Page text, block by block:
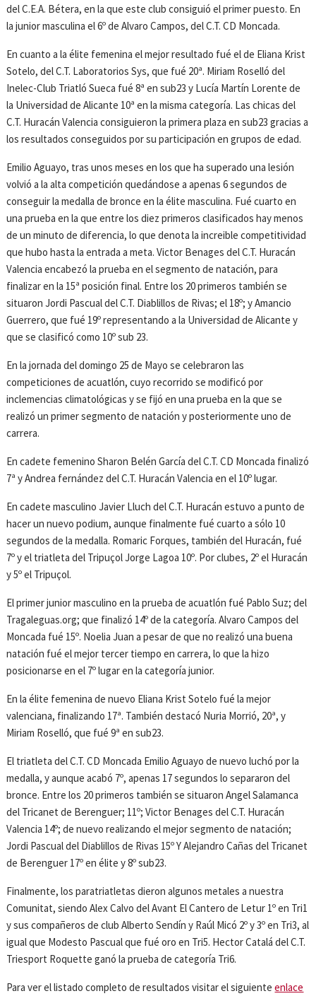
del C.E.A. Bétera, en la que este club consiguió el primer puesto. En
la junior masculina el 6º de Alvaro Campos, del C.T. CD Moncada.
En cuanto a la élite femenina el mejor resultado fué el de Eliana Krist
Sotelo, del C.T. Laboratorios Sys, que fué 20ª. Miriam Roselló del
Inelec-Club Triatló Sueca fué 8ª en sub23 y Lucía Martín Lorente de
la Universidad de Alicante 10ª en la misma categoría. Las chicas del
C.T. Huracán Valencia consiguieron la primera plaza en sub23 gracias a
los resultados conseguidos por su participación en grupos de edad.
Emilio Aguayo, tras unos meses en los que ha superado una lesión
volvió a la alta competición quedándose a apenas 6 segundos de
conseguir la medalla de bronce en la élite masculina. Fué cuarto en
una prueba en la que entre los diez primeros clasificados hay menos
de un minuto de diferencia, lo que denota la increible competitividad
que hubo hasta la entrada a meta. Victor Benages del C.T. Huracán
Valencia encabezó la prueba en el segmento de natación, para
finalizar en la 15ª posición final. Entre los 20 primeros también se
situaron Jordi Pascual del C.T. Diablillos de Rivas; el 18º; y Amancio
Guerrero, que fué 19º representando a la Universidad de Alicante y
que se clasificó como 10º sub 23.
En la jornada del domingo 25 de Mayo se celebraron las
competiciones de acuatlón, cuyo recorrido se modificó por
inclemencias climatológicas y se fijó en una prueba en la que se
realizó un primer segmento de natación y posteriormente uno de
carrera.
En cadete femenino Sharon Belén García del C.T. CD Moncada finalizó
7ª y Andrea fernández del C.T. Huracán Valencia en el 10º lugar.
En cadete masculino Javier Lluch del C.T. Huracán estuvo a punto de
hacer un nuevo podium, aunque finalmente fué cuarto a sólo 10
segundos de la medalla. Romaric Forques, también del Huracán, fué
7º y el triatleta del Tripuçol Jorge Lagoa 10º. Por clubes, 2º el Huracán
y 5º el Tripuçol.
El primer junior masculino en la prueba de acuatlón fué Pablo Suz; del
Tragaleguas.org; que finalizó 14º de la categoría. Alvaro Campos del
Moncada fué 15º. Noelia Juan a pesar de que no realizó una buena
natación fué el mejor tercer tiempo en carrera, lo que la hizo
posicionarse en el 7º lugar en la categoría junior.
En la élite femenina de nuevo Eliana Krist Sotelo fué la mejor
valenciana, finalizando 17ª. También destacó Nuria Morrió, 20ª, y
Miriam Roselló, que fué 9ª en sub23.
El triatleta del C.T. CD Moncada Emilio Aguayo de nuevo luchó por la
medalla, y aunque acabó 7º, apenas 17 segundos lo separaron del
bronce. Entre los 20 primeros también se situaron Angel Salamanca
del Tricanet de Berenguer; 11º; Victor Benages del C.T. Huracán
Valencia 14º; de nuevo realizando el mejor segmento de natación;
Jordi Pascual del Diablillos de Rivas 15º Y Alejandro Cañas del Tricanet
de Berenguer 17º en élite y 8º sub23.
Finalmente, los paratriatletas dieron algunos metales a nuestra
Comunitat, siendo Alex Calvo del Avant El Cantero de Letur 1º en Tri1
y sus compañeros de club Alberto Sendín y Raúl Micó 2º y 3º en Tri3, al
igual que Modesto Pascual que fué oro en Tri5. Hector Catalá del C.T.
Triesport Roquette ganó la prueba de categoría Tri6.
Para ver el listado completo de resultados visitar el siguienteenlace